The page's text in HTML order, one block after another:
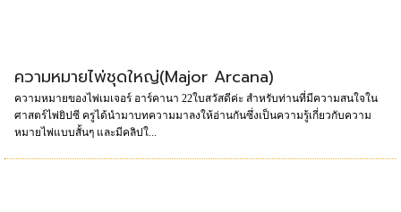
ความหมายไพ่ชุดใหญ่(Major Arcana)
ความหมายของไพ่เมเจอร์ อาร์คานา 22ใบสวัสดีค่ะ สำหรับท่านที่มีความสนใจใน
ศาสตร์ไพ่ยิปซี ครูได้นำมาบทความมาลงให้อ่านกันซึ่งเป็นความรู้เกี่ยวกับความ
หมายไพ่แบบสั้นๆ และมีคลิปใ...